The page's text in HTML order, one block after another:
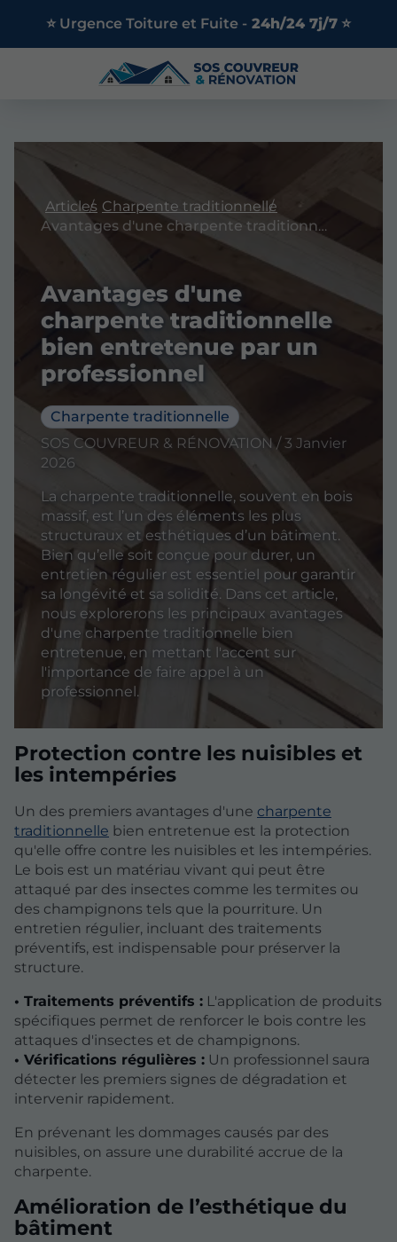
⭐ Urgence Toiture et Fuite - 24h/24 7j/7 ⭐
Articles Charpente traditionnelle
Avantages d'une charpente traditionnelle bien entretenue par un professionnel
Avantages d'une
charpente traditionnelle
bien entretenue par un
professionnel
Charpente traditionnelle
SOS COUVREUR & RÉNOVATION / 3 Janvier
2026
La charpente traditionnelle, souvent en bois
massif, est l’un des éléments les plus
structuraux et esthétiques d’un bâtiment.
Bien qu’elle soit conçue pour durer, un
entretien régulier est essentiel pour garantir
sa longévité et sa solidité. Dans cet article,
nous explorerons les principaux avantages
d'une charpente traditionnelle bien
entretenue, en mettant l'accent sur
l'importance de faire appel à un
professionnel.
Protection contre les nuisibles et
les intempéries
Un des premiers avantages d'une charpente
traditionnelle bien entretenue est la protection
qu'elle offre contre les nuisibles et les intempéries.
Le bois est un matériau vivant qui peut être
attaqué par des insectes comme les termites ou
des champignons tels que la pourriture. Un
entretien régulier, incluant des traitements
préventifs, est indispensable pour préserver la
structure.
• Traitements préventifs : L'application de produits
spécifiques permet de renforcer le bois contre les
attaques d'insectes et de champignons.
• Vérifications régulières : Un professionnel saura
détecter les premiers signes de dégradation et
intervenir rapidement.
En prévenant les dommages causés par des
nuisibles, on assure une durabilité accrue de la
charpente.
Amélioration de l’esthétique du
bâtiment